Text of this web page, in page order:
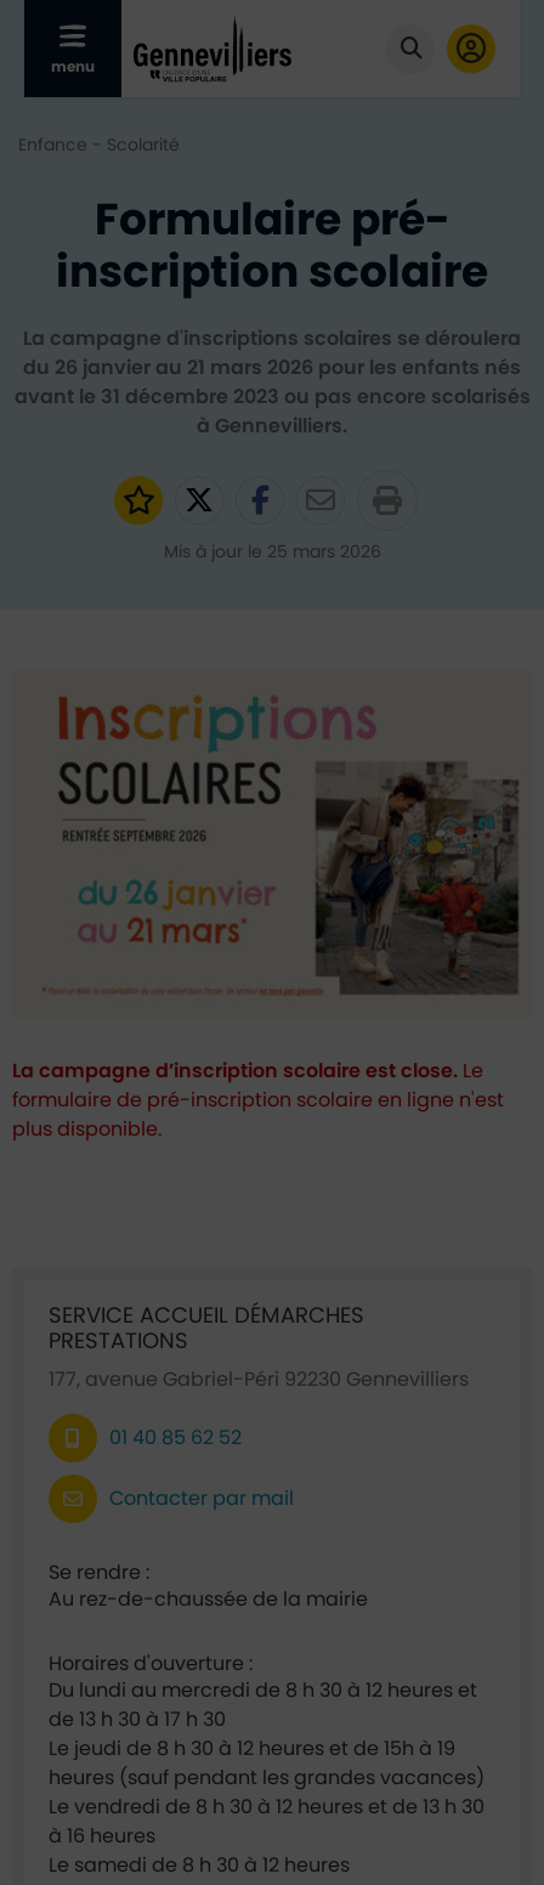
Afficher le menu mobile
menu Cliquer
Enfance - Scolarité
Formulaire pré-
inscription scolaire
La campagne d'inscriptions scolaires se déroulera
du 26 janvier au 21 mars 2026 pour les enfants nés
avant le 31 décembre 2023 ou pas encore scolarisés
à Gennevilliers.
Ajouter aux favoris
Partager sur Twitter
Partager sur
Partager par
Mis à jour le 25 mars 2026
La campagne d’inscription scolaire est close. Le
formulaire de pré-inscription scolaire en ligne n'est
plus disponible.
SERVICE ACCUEIL DÉMARCHES
PRESTATIONS
177, avenue Gabriel-Péri 92230 Gennevilliers
01 40 85 62 52
Contacter par mail
Se rendre :
Au rez-de-chaussée de la mairie
Horaires d'ouverture :
Du lundi au mercredi de 8 h 30 à 12 heures et
de 13 h 30 à 17 h 30
Le jeudi de 8 h 30 à 12 heures et de 15h à 19
heures (sauf pendant les grandes vacances)
Le vendredi de 8 h 30 à 12 heures et de 13 h 30
à 16 heures
Le samedi de 8 h 30 à 12 heures